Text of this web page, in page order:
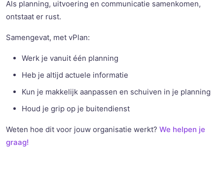
Als planning, uitvoering en communicatie samenkomen,
ontstaat er rust.
Samengevat, met vPlan:
Werk je vanuit één planning
Heb je altijd actuele informatie
Kun je makkelijk aanpassen en schuiven in je planning
Houd je grip op je buitendienst
Weten hoe dit voor jouw organisatie werkt? We helpen je
graag!